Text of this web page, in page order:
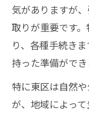
気がありますが
取りが重要です
り、各種手続き
持った準備ができ
特に東区は自然
が、地域によっ